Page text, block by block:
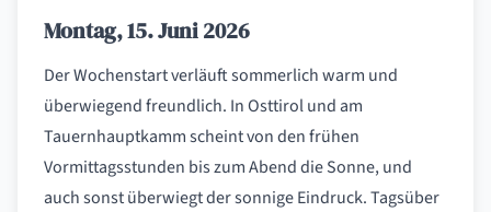
Montag, 15. Juni 2026
Der Wochenstart verläuft sommerlich warm und
überwiegend freundlich. In Osttirol und am
Tauernhauptkamm scheint von den frühen
Vormittagsstunden bis zum Abend die Sonne, und
auch sonst überwiegt der sonnige Eindruck. Tagsüber